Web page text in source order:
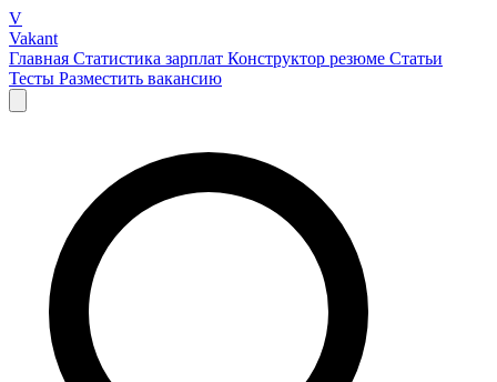
V
Vakant
Главная Статистика зарплат Конструктор резюме Статьи
Тесты Разместить вакансию